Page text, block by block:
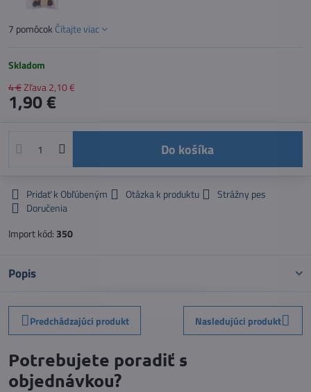
7 pomôcok Čítajte viac
Skladom
4 €Zľava2,10 €
1,90 €
Do košíka
Pridať k Obľúbeným Otázka k produktu
Strážny pes
Doručenia
Import kód: 350
Popis
Predchádzajúci produkt Nasledujúci produkt
Potrebujete poradiť s
objednávkou?